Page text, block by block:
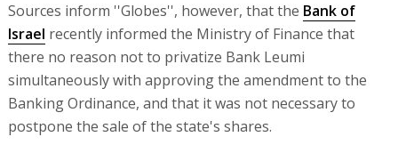
Sources inform ''Globes'', however, that the Bank of
Israel recently informed the Ministry of Finance that
there no reason not to privatize Bank Leumi
simultaneously with approving the amendment to the
Banking Ordinance, and that it was not necessary to
postpone the sale of the state's shares.